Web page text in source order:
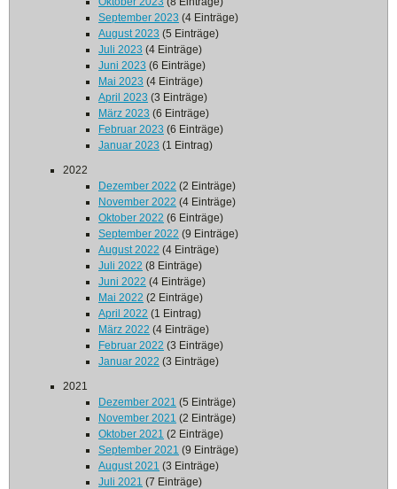
September 2023 (4 Einträge)
August 2023 (5 Einträge)
Juli 2023 (4 Einträge)
Juni 2023 (6 Einträge)
Mai 2023 (4 Einträge)
April 2023 (3 Einträge)
März 2023 (6 Einträge)
Februar 2023 (6 Einträge)
Januar 2023 (1 Eintrag)
2022
Dezember 2022 (2 Einträge)
November 2022 (4 Einträge)
Oktober 2022 (6 Einträge)
September 2022 (9 Einträge)
August 2022 (4 Einträge)
Juli 2022 (8 Einträge)
Juni 2022 (4 Einträge)
Mai 2022 (2 Einträge)
April 2022 (1 Eintrag)
März 2022 (4 Einträge)
Februar 2022 (3 Einträge)
Januar 2022 (3 Einträge)
2021
Dezember 2021 (5 Einträge)
November 2021 (2 Einträge)
Oktober 2021 (2 Einträge)
September 2021 (9 Einträge)
August 2021 (3 Einträge)
Juli 2021 (7 Einträge)